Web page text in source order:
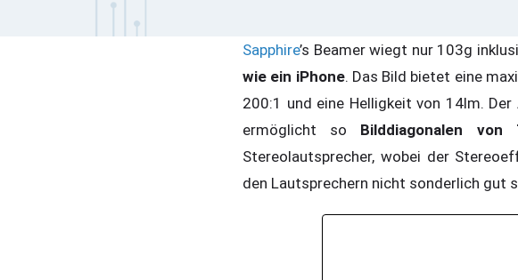
Sapphire’s Beamer wiegt nur 103g
wie ein iPhone. Das Bild bietet eine
200:1 und eine Helligkeit von 14lm.
ermöglicht so Bilddiagonalen
Stereolautsprecher, wobei der
den Lautsprechern nicht sonderlich gut